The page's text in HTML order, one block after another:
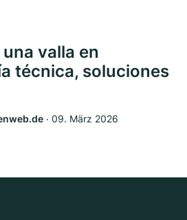
valla en
técnica, soluciones
‧ 09. März 2026